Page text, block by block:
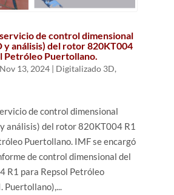
de control dimensional
y análisis) del rotor 820KT004
Petróleo Puertollano.
Nov 13, 2024| Digitalizado 3D,
de control dimensional
análisis) del rotor 820KT004 R1
Puertollano. IMF se encargó
de control dimensional del
R1 para Repsol Petróleo